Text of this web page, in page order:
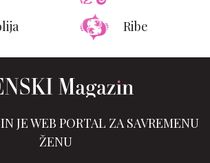
Ribe
JE WEB PORTAL ZA SAVREMENU
ŽENU